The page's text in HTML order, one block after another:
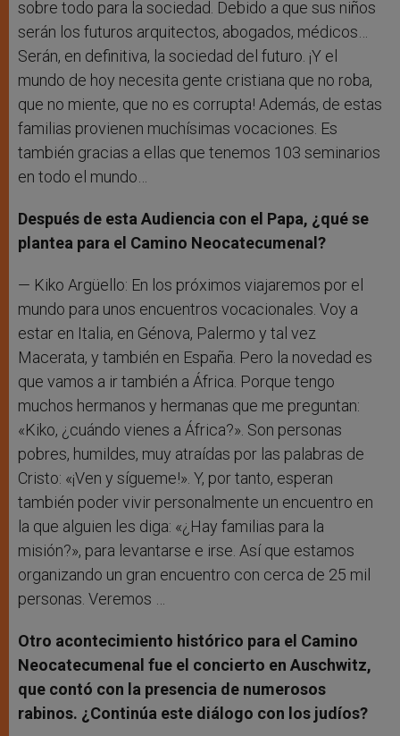
sobre todo para la sociedad. Debido a que sus niños
serán los futuros arquitectos, abogados, médicos…
Serán, en definitiva, la sociedad del futuro. ¡Y el
mundo de hoy necesita gente cristiana que no roba,
que no miente, que no es corrupta! Además, de estas
familias provienen muchísimas vocaciones. Es
también gracias a ellas que tenemos 103 seminarios
en todo el mundo…
Después de esta Audiencia con el Papa, ¿qué se
plantea para el Camino Neocatecumenal?
— Kiko Argüello: En los próximos viajaremos por el
mundo para unos encuentros vocacionales. Voy a
estar en Italia, en Génova, Palermo y tal vez
Macerata, y también en España. Pero la novedad es
que vamos a ir también a África. Porque tengo
muchos hermanos y hermanas que me preguntan:
«Kiko, ¿cuándo vienes a África?». Son personas
pobres, humildes, muy atraídas por las palabras de
Cristo: «¡Ven y sígueme!». Y, por tanto, esperan
también poder vivir personalmente un encuentro en
la que alguien les diga: «¿Hay familias para la
misión?», para levantarse e irse. Así que estamos
organizando un gran encuentro con cerca de 25 mil
personas. Veremos …
Otro acontecimiento histórico para el Camino
Neocatecumenal fue el concierto en Auschwitz,
que contó con la presencia de numerosos
rabinos. ¿Continúa este diálogo con los judíos?